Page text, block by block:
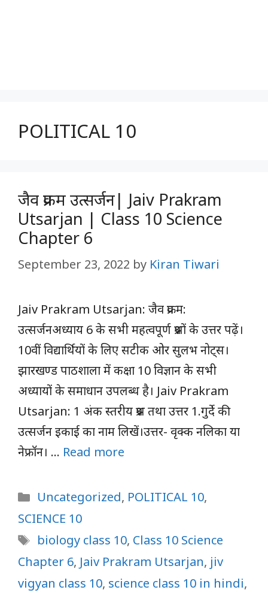
POLITICAL 10
जैव प्रक्रम उत्सर्जन| Jaiv Prakram
Utsarjan | Class 10 Science
Chapter 6
September 23, 2022 by Kiran Tiwari
Jaiv Prakram Utsarjan: जैव प्रक्रम:
उत्सर्जनअध्याय 6 के सभी महत्वपूर्ण प्रश्नों के उत्तर पढ़ें।
10वीं विद्यार्थियों के लिए सटीक ओर सुलभ नोट्स।
झारखण्ड पाठशाला में कक्षा 10 विज्ञान के सभी
अध्यायों के समाधान उपलब्ध है। Jaiv Prakram
Utsarjan: 1 अंक स्तरीय प्रश्न तथा उत्तर 1.गुर्दे की
उत्सर्जन इकाई का नाम लिखें।उत्तर- वृक्क नलिका या
नेफ्रॉन। … Read more
Categories
Uncategorized, POLITICAL 10,
SCIENCE 10
Tags
biology class 10, Class 10 Science
Chapter 6, Jaiv Prakram Utsarjan, jiv
vigyan class 10, science class 10 in hindi,